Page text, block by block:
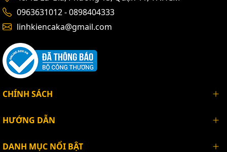
0963631012 - 0898404333
linhkiencaka@gmail.com
CHÍNH SÁCH
HƯỚNG DẪN
DANH MỤC NỔI BẬT